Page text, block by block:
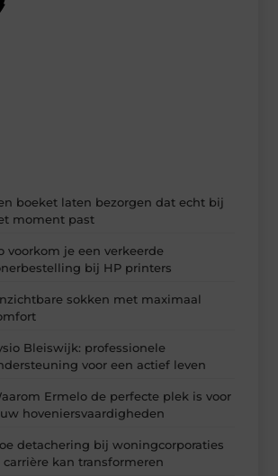
boeket laten bezorgen dat echt bij
moment past
voorkom je een verkeerde
bij HP printers
sokken met maximaal
Bleiswijk: professionele
voor een actief leven
Ermelo de perfecte plek is voor
hoveniersvaardigheden
detachering bij woningcorporaties
carrière kan transformeren